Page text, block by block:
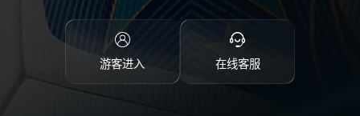
游客进入 在线客服